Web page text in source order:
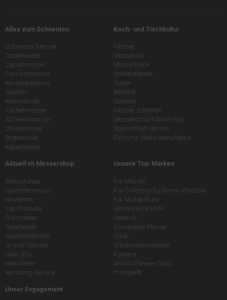
Alles zum Schneiden
Schweizer Messer
Sackmesser
Japanmesser
Damastmesser
Keramikmesser
Santoku
Kochmesser
Küchenmesser
Allzweckmesser
Steakmesser
Brotmesser
Käsemesser
Koch- und Tischkultur
Messer
Messerset
Messerblock
Schneidebrett
Zester
Besteck
Scheren
Messer schleifen
Messerschärf-Workshop
Nachschleif-Service
Führung sknife Manufaktur
Aktuell im Messershop
Messershop
Sammlermesser
Neuheiten
Top-Produkte
Gutscheine
Geschenke
Geschenkboxen
Gravur-Service
Sale 20%
Newsletter
Beratung/Service
Unsere Top-Marken
Kai Messer
Kai Collection by Danny Khezzar
Kai Michel Bras
sknife swiss knife
Nesmuk
Caminada Messer
Güde
Windmühlenmesser
Kyocera
World of knives Tools
triangle®
Unser Engagement